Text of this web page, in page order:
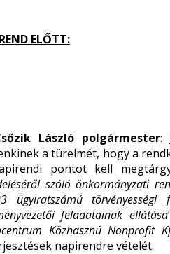
ELŐTT:
László polgármester:
a türelmét, hogy a
pontot kell
szóló önkormányzati
ügyiratszámú törvényességi
feladatainak ellátása
Közhasznú Nonprofit
napirendre vételét.